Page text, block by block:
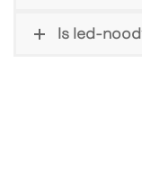
Is led-